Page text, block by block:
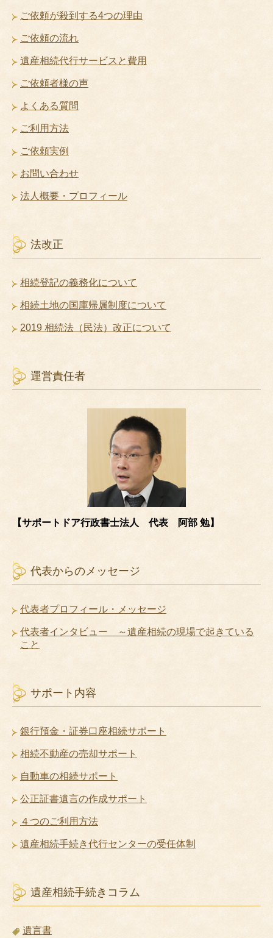
ご依頼が殺到する4つの理由
ご依頼の流れ
遺産相続代行サービスと費用
ご依頼者様の声
よくある質問
ご利用方法
ご依頼実例
お問い合わせ
法人概要・プロフィール
法改正
相続登記の義務化について
相続土地の国庫帰属制度について
2019 相続法（民法）改正について
運営責任者
【サポートドア行政書士法人 代表 阿部 勉】
代表からのメッセージ
代表者プロフィール・メッセージ
代表者インタビュー ～遺産相続の現場で起きている
こと
サポート内容
銀行預金・証券口座相続サポート
相続不動産の売却サポート
自動車の相続サポート
公正証書遺言の作成サポート
４つのご利用方法
遺産相続手続き代行センターの受任体制
遺産相続手続きコラム
遺言書